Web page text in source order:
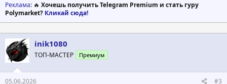
Реклама: 🔥 Хочешь получить Telegram Premium и стать гуру
Polymarket? Кликай сюда!
inik1080
ТОП-МАСТЕР Премиум
05.06.2026 #3